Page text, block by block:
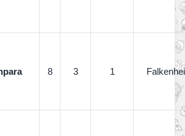
8 3 1